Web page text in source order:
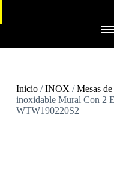
Inicio/INOX /Mesas
inoxidable Mural Con 2
WTW190220S2